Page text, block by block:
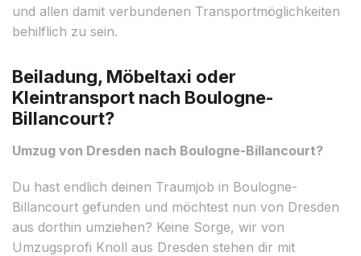
und allen damit verbundenen Transportmöglichkeiten
behilflich zu sein.
Beiladung, Möbeltaxi oder
Kleintransport nach Boulogne-
Billancourt?
Umzug von Dresden nach Boulogne-Billancourt?
Du hast endlich deinen Traumjob in Boulogne-
Billancourt gefunden und möchtest nun von Dresden
aus dorthin umziehen? Keine Sorge, wir von
Umzugsprofi Knoll aus Dresden stehen dir mit